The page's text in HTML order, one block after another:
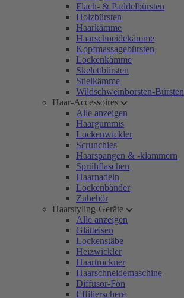
Flach- & Paddelbürsten
Holzbürsten
Haarkämme
Haarschneidekämme
Kopfmassagebürsten
Lockenkämme
Skelettbürsten
Stielkämme
Wildschweinborsten-Bürsten
Haar-Accessoires
Alle anzeigen
Haargummis
Lockenwickler
Scrunchies
Haarspangen & -klammern
Sprühflaschen
Haarnadeln
Lockenbänder
Zubehör
Haarstyling-Geräte
Alle anzeigen
Glätteisen
Lockenstäbe
Heizwickler
Haartrockner
Haarschneidemaschine
Diffusor-Fön
Effilierschere